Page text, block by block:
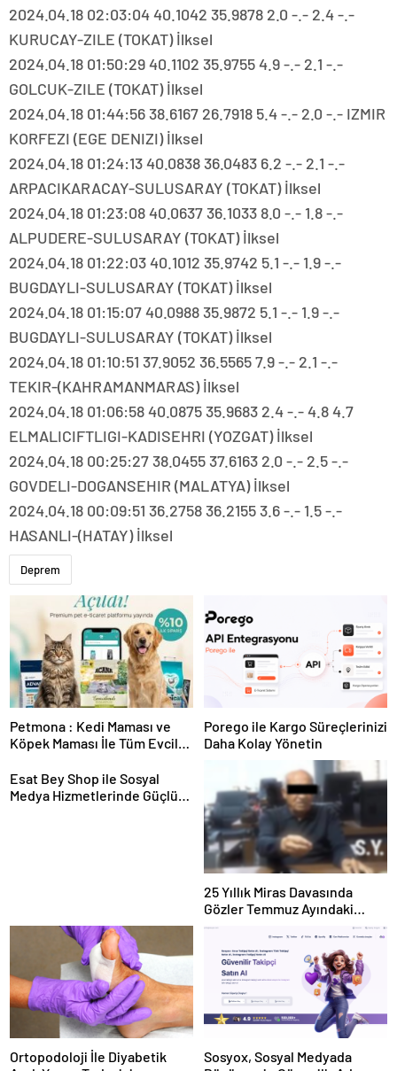
2024.04.18 02:03:04 40.1042 35.9878 2.0 -.- 2.4 -.-
KURUCAY-ZILE (TOKAT) İlksel
2024.04.18 01:50:29 40.1102 35.9755 4.9 -.- 2.1 -.-
GOLCUK-ZILE (TOKAT) İlksel
2024.04.18 01:44:56 38.6167 26.7918 5.4 -.- 2.0 -.- IZMIR
KORFEZI (EGE DENIZI) İlksel
2024.04.18 01:24:13 40.0838 36.0483 6.2 -.- 2.1 -.-
ARPACIKARACAY-SULUSARAY (TOKAT) İlksel
2024.04.18 01:23:08 40.0637 36.1033 8.0 -.- 1.8 -.-
ALPUDERE-SULUSARAY (TOKAT) İlksel
2024.04.18 01:22:03 40.1012 35.9742 5.1 -.- 1.9 -.-
BUGDAYLI-SULUSARAY (TOKAT) İlksel
2024.04.18 01:15:07 40.0988 35.9872 5.1 -.- 1.9 -.-
BUGDAYLI-SULUSARAY (TOKAT) İlksel
2024.04.18 01:10:51 37.9052 36.5565 7.9 -.- 2.1 -.-
TEKIR-(KAHRAMANMARAS) İlksel
2024.04.18 01:06:58 40.0875 35.9683 2.4 -.- 4.8 4.7
ELMALICIFTLIGI-KADISEHRI (YOZGAT) İlksel
2024.04.18 00:25:27 38.0455 37.6163 2.0 -.- 2.5 -.-
GOVDELI-DOGANSEHIR (MALATYA) İlksel
2024.04.18 00:09:51 36.2758 36.2155 3.6 -.- 1.5 -.-
HASANLI-(HATAY) İlksel
Deprem
Petmona : Kedi Maması ve
Köpek Maması İle Tüm Evcil
Porego ile Kargo Süreçlerinizi
Daha Kolay Yönetin
Esat Bey Shop ile Sosyal
Medya Hizmetlerinde Güçlü
25 Yıllık Miras Davasında
Gözler Temmuz Ayındaki
Karar Duruşmasına Çevrildi
Ortopodoloji İle Diyabetik
Sosyox, Sosyal Medyada